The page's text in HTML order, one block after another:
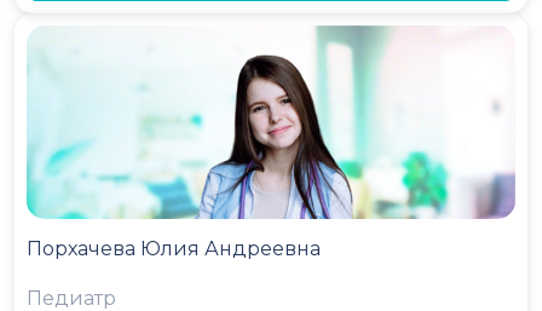
Порхачева Юлия Андреевна
Педиатр